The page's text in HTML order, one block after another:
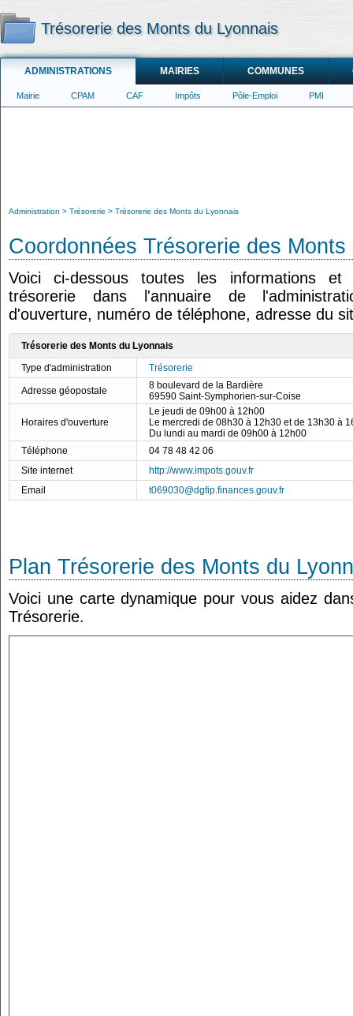
Trésorerie des Monts du Lyonnais
ADMINISTRATIONS MAIRIES COMMUNES
Mairie CPAM CAF Impôts Pôle-Emploi PMI
Administration Trésorerie Trésorerie des Monts du Lyonnais
Coordonnées Trésorerie des Monts
Voici ci-dessous toutes les informations et
trésorerie dans l'annuaire de
d'ouverture, numéro de téléphone, adresse du
Trésorerie des Monts du Lyonnais
Type d'administration
Trésorerie
Adresse géopostale
8 boulevard de la Bardière
69590 Saint-Symphorien-sur-Coise
Horaires d'ouverture
Le jeudi de 09h00 à 12h00
Le mercredi de 08h30 à 12h30 et de 13h30 à
Du lundi au mardi de 09h00 à 12h00
Téléphone
04 78 48 42 06
Site internet
http://www.impots.gouv.fr
Email
t069030@dgfip.finances.gouv.fr
Plan Trésorerie des Monts du
Voici une carte dynamique pour vous aidez
Trésorerie.